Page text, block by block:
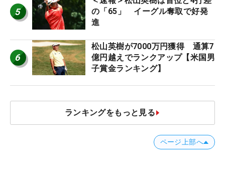
5
の「65」 イーグル奪取で好発
進
6
松山英樹が7000万円獲得 通算7
億円越えでランクアップ【米国男
子賞金ランキング】
ランキングをもっと見る
ページ上部へ